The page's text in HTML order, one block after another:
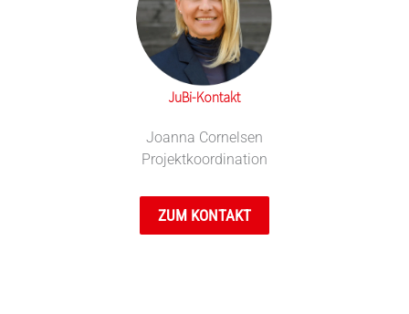
JuBi-Kontakt
Joanna Cornelsen
Projektkoordination
ZUM KONTAKT